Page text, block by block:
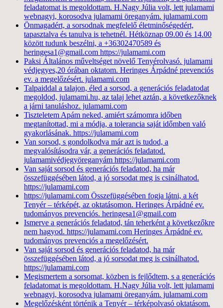
feladatomat is megoldottam. H.Nagy Júlia volt, lett julamami
webnagyi, korosodva julamami öreganyám. julamami.com
Önmagadért, a sorsodnak megfelelő életminőségedért,
tapasztalva és tanulva is tehetnél. Hétköznap 09.00 és 14.00
között tudunk beszélni, a +36302470589 és
heringesa1@gmail.com https://julamami.com
Paksi Általános műveltséget növelő Tenyérolvasó. julamami
védjegyes,20 órában oktatom. Heringes Árpádné prevenciós
ev. a megelőzésért. julamami.com
Talpaiddal a talajon, éled a sorsod, a generációs feladatodat
megoldod, julamami.hu, az talaj lehet aztán, a következőknek
a járni tanuláshoz. julamami.com
Tiszteletem Apám neked, amiért számomra időben
megtanítottad, mi a módja, a tolerancia saját időmben való
gyakorlásának. https://julamami.com
Van sorsod, s gondolkodva már azt is tudod, a
megvalósításodra vár, a generációs feladatod.
julamamivédjegyöreganyám https://julamami.com
Van saját sorsod és generációs feladatod, ha már
összefüggésében látod, a jó sorsodat meg is csinálhatod.
https://julamami.com
https://julamami.com Összefüggésében fogja látni, a két
Tenyér – térképét, az oktatásomon. Heringes Árpádné ev.
tudományos prevenciós. heringesa1@gmail.com
Ismerve a generációs feladatod, tán teherként a következőkre
nem hagyod. https://julamami.com Heringes Árpádné ev.
tudományos prevenciós a megelőzésért.
Van saját sorsod és generációs feladatod, ha már
összefüggésében látod, a jó sorsodat meg is csinálhatod.
https://julamami.com
Megismertem a sorsomat, közben is fejlődtem, s a generációs
feladatomat is megoldottam. H.Nagy Júlia volt, lett julamami
webnagyi, korosodva julamami öreganyám. julamami.com
Megelőzésként történik a Tenyér – térképolvasó oktatásom.